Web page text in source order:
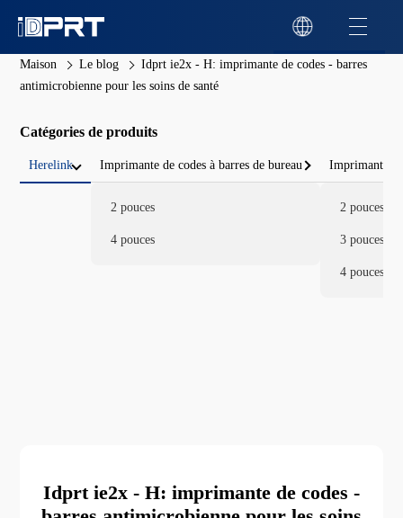
Maison Le blog
Idprt ie2x - H: imprimante de codes - barres
antimicrobienne pour les soins de santé
Catégories de produits
Herelink Imprimante de codes à barres de bureau
2 pouces
4 pouces
Imprimante
2 pouces
3 pouces
4 pouces
Idprt ie2x - H: imprimante de codes -